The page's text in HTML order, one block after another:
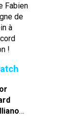
Fabien
de
à
!
…